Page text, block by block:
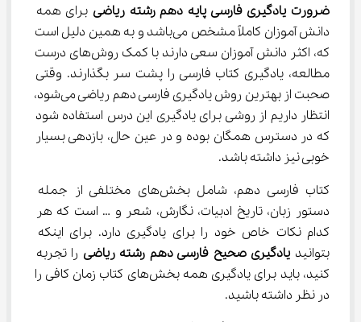
ضرورت یادگیری فارسی پایه دهم رشته ریاضی برای همه
دانش آموزان کاملاً مشخص می‌باشد و به همین دلیل است
که، اکثر دانش آموزان سعی دارند با کمک روش‌های درست
مطالعه، یادگیری کتاب فارسی را پشت سر بگذارند. وقتی
صحبت از بهترین روش یادگیری فارسی دهم ریاضی می‌شود،
انتظار داریم از روشی برای یادگیری این درس استفاده شود
که در دسترس همگان بوده و در عین حال، بازدهی بسیار
خوبی نیز داشته باشد.
کتاب فارسی دهم، شامل بخش‌های مختلفی از جمله
دستور زبان، تاریخ ادبیات، نگارش، شعر و … است که هر
کدام نکات خاص خود را برای یادگیری دارد. برای اینکه
بتوانید یادگیری صحیح فارسی دهم رشته ریاضی را تجربه
کنید، باید برای یادگیری همه بخش‌های کتاب زمان کافی را
در نظر داشته باشید.